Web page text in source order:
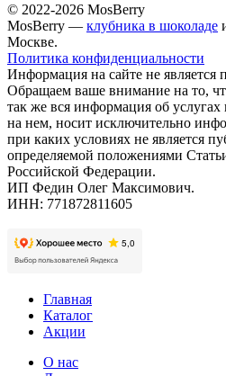
© 2022-2026 MosBerry
MosBerry — клубника в шоколаде
Москве.
Политика конфиденциальности
Информация на сайте не является
Обращаем ваше внимание на то,
так же вся информация об услугах
на нем, носит исключительно
при каких условиях не является
определяемой положениями
Российской Федерации.
ИП Федин Олег Максимович.
ИНН: 771872811605
Главная
Каталог
Акции
О нас